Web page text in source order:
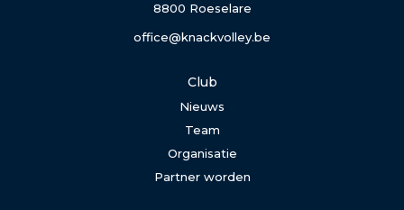
8800 Roeselare
office@knackvolley.be
Club
Nieuws
Team
Organisatie
Partner worden